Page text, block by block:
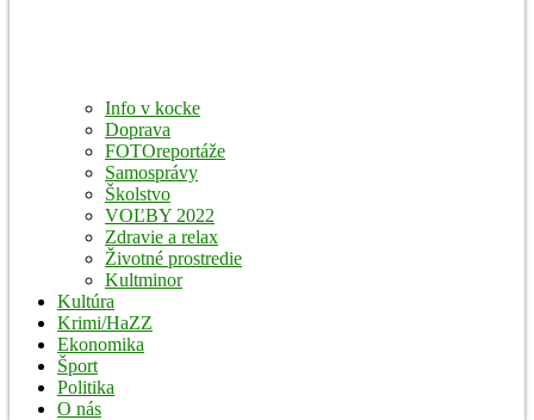
Info v kocke
Doprava
FOTOreportáže
Samosprávy
Školstvo
VOĽBY 2022
Zdravie a relax
Životné prostredie
Kultminor
Kultúra
Krimi/HaZZ
Ekonomika
Šport
Politika
O nás